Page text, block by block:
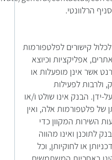
הרלוונטי.
קישורים לפלטפורמות
אפליקציות וכיוצא
אשר אינן מופעלות או
ולרבות לפעילות
ידן. הבנק אינו שולט ו/או
של פלטפורמות אלה, ואין
השירות המקוון כדי
לתוכנן ואינו מהווה
או לחוקיותן, וכל